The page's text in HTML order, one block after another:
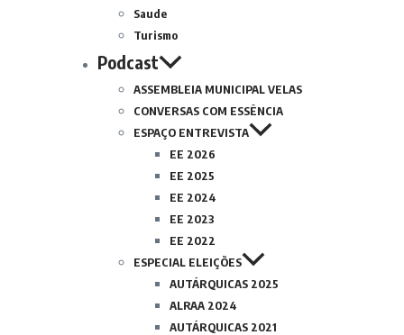
Saude
Turismo
Podcast
ASSEMBLEIA MUNICIPAL VELAS
CONVERSAS COM ESSÊNCIA
ESPAÇO ENTREVISTA
EE 2026
EE 2025
EE 2024
EE 2023
EE 2022
ESPECIAL ELEIÇÕES
AUTÁRQUICAS 2025
ALRAA 2024
AUTÁRQUICAS 2021